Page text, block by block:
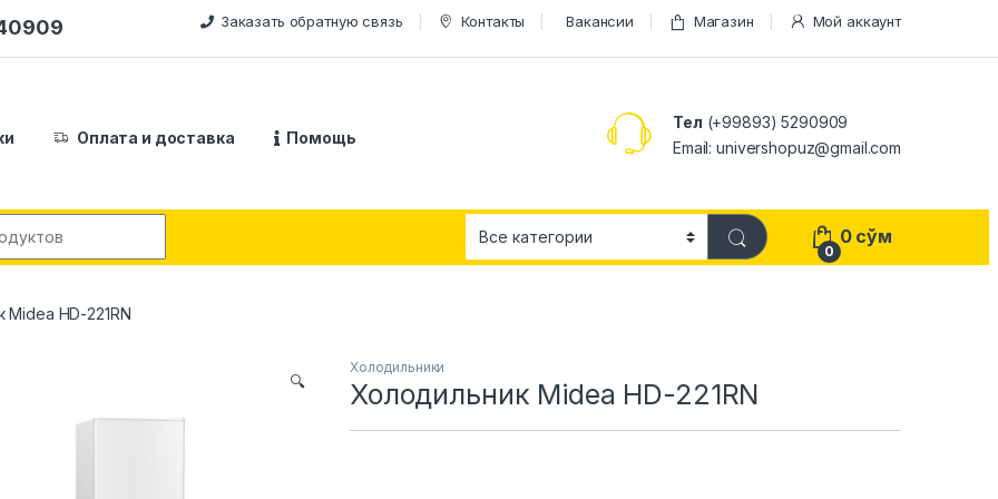
Заказать обратную связь Контакты Вакансии Магазин Мой аккаунт
Оплата и доставка Помощь
Тел (+99893) 5290909
Email: univershopuz@gmail.com
0
0 сўм
HD-221RN
🔍
Холодильники
Холодильник Midea HD-221RN